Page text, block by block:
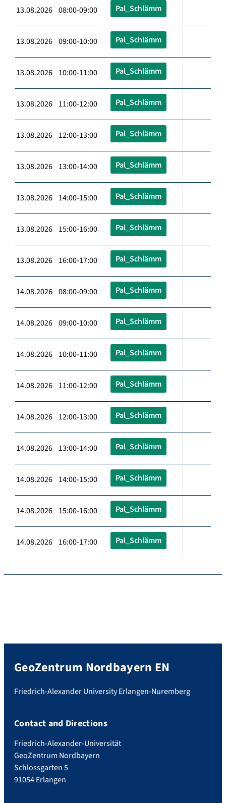
13.08.2026 08:00-09:00 Pal_Schlämm
13.08.2026 09:00-10:00 Pal_Schlämm
13.08.2026 10:00-11:00 Pal_Schlämm
13.08.2026 11:00-12:00 Pal_Schlämm
13.08.2026 12:00-13:00 Pal_Schlämm
13.08.2026 13:00-14:00 Pal_Schlämm
13.08.2026 14:00-15:00 Pal_Schlämm
13.08.2026 15:00-16:00 Pal_Schlämm
13.08.2026 16:00-17:00 Pal_Schlämm
14.08.2026 08:00-09:00 Pal_Schlämm
14.08.2026 09:00-10:00 Pal_Schlämm
14.08.2026 10:00-11:00 Pal_Schlämm
14.08.2026 11:00-12:00 Pal_Schlämm
14.08.2026 12:00-13:00 Pal_Schlämm
14.08.2026 13:00-14:00 Pal_Schlämm
14.08.2026 14:00-15:00 Pal_Schlämm
14.08.2026 15:00-16:00 Pal_Schlämm
14.08.2026 16:00-17:00 Pal_Schlämm
GeoZentrum Nordbayern EN
Friedrich-Alexander University Erlangen-Nuremberg
Contact and Directions
Friedrich-Alexander-Universität
GeoZentrum Nordbayern
Schlossgarten 5
91054 Erlangen